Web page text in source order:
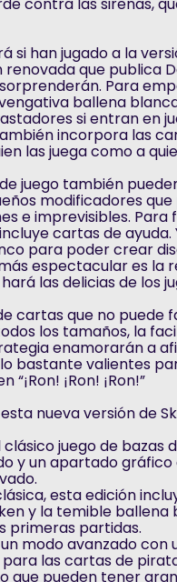
si han jugado a la
renovada que publica
Para
ballena
si entran en
incorpora las
las juega como a
juego también
modificadores
e imprevisibles.
cartas de
para poder crear
espectacular es la
las delicias de los
cartas que no puede
los tamaños, la
enamorarán a
lo bastante valientes
¡Ron! ¡Ron!”
nueva versión de
clásico juego de
y un apartado
esta edición
y la temible
primeras partidas.
modo avanzado
las cartas de
que pueden tener